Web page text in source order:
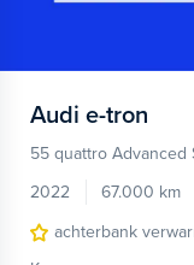
Audi e-tron
55 quattro Advanced
2022
67.000 km
achterbank